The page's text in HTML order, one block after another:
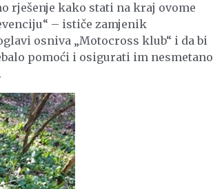
rješenje kako stati na kraj ovome
– ističe zamjenik
osniva „Motocross klub“ i da bi
pomoći i osigurati im nesmetano